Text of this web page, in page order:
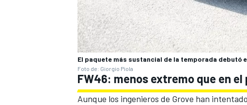
El paquete más sustancial de la temporada debutó
Foto de: Giorgio Piola
FW46: menos extremo que en el
Aunque los ingenieros de Grove han